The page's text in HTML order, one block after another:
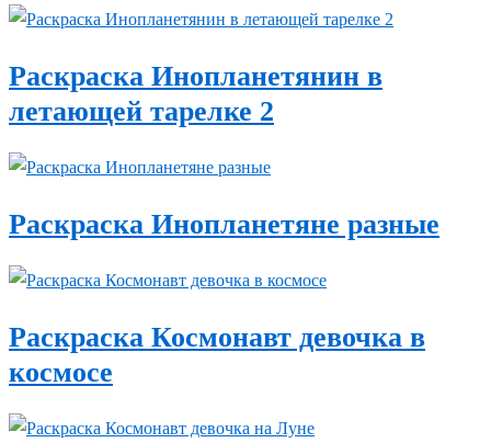
Раскраска Инопланетянин в
летающей тарелке 2
Раскраска Инопланетяне разные
Раскраска Космонавт девочка в
космосе